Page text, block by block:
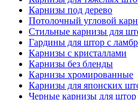
Карнизы под дерево
Потолочный угловой
Стильные карнизы для
Гардины для штор с
Карнизы с кристаллами
Карнизы без бленды
Карнизы хромированные
Карнизы для японских
Черные карнизы для штор